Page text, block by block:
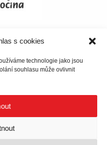
s cookies
technologie jako jsou
souhlasu může ovlivnit